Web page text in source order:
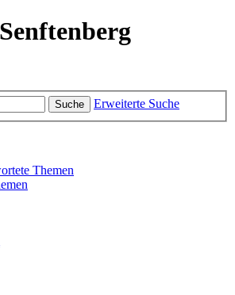
Suche Erweiterte Suche
Themen